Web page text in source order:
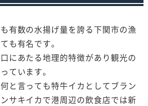
有数の水揚げ量を誇る下関市の漁
も有名です。
にあたる地理的特徴があり観光の
ています。
と言っても特牛イカとしてブラン
サキイカで港周辺の飲食店では新